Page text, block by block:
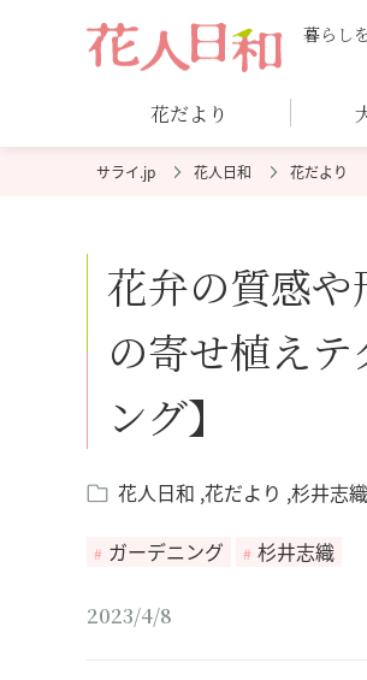
暮らし
花だより
花人日和 花だより
花弁の質感
の寄せ植え
ング】
花人日和 花だより 杉井志
ガーデニング 杉井志織
2023/4/8